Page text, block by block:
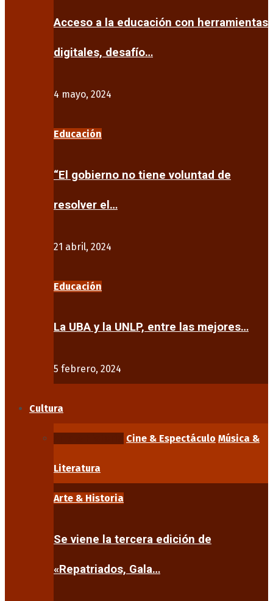
Acceso a la educación con herramientas
digitales, desafío…
4 mayo, 2024
Educación
“El gobierno no tiene voluntad de
resolver el…
21 abril, 2024
Educación
La UBA y la UNLP, entre las mejores…
5 febrero, 2024
Cultura
Cine & Espectáculo Música &
Literatura
Arte & Historia
Se viene la tercera edición de
«Repatriados, Gala…